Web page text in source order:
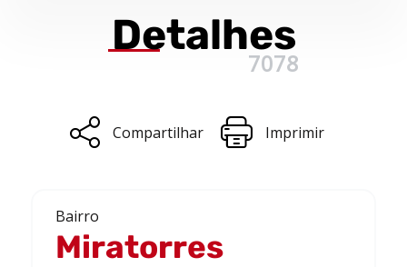
Detalhes
7078
Compartilhar Imprimir
Bairro
Miratorres